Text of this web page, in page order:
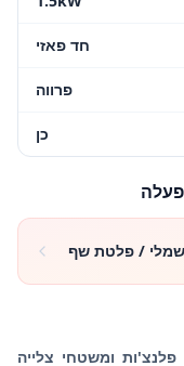
חד פאזי
פרווה
כן
/ פלטת שף
ומשטחי צלייה